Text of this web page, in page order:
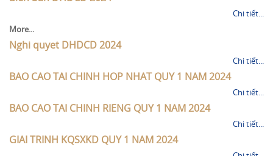
Chi tiết...
More...
Nghi quyet DHDCD 2024
Chi tiết...
BAO CAO TAI CHINH HOP NHAT QUY 1 NAM 2024
Chi tiết...
BAO CAO TAI CHINH RIENG QUY 1 NAM 2024
Chi tiết...
GIAI TRINH KQSXKD QUY 1 NAM 2024